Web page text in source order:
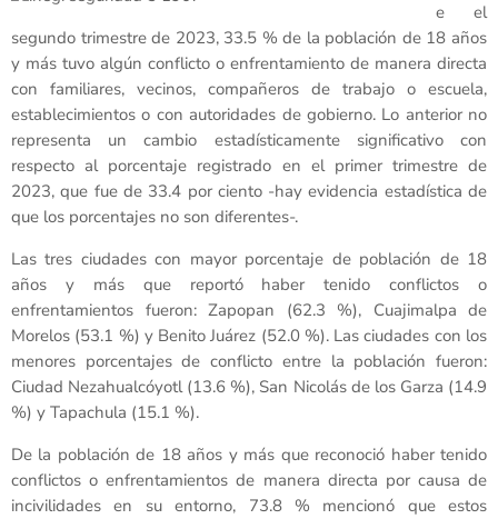
e el
segundo trimestre de 2023, 33.5 % de la población de 18 años
y más tuvo algún conflicto o enfrentamiento de manera directa
con familiares, vecinos, compañeros de trabajo o escuela,
establecimientos o con autoridades de gobierno. Lo anterior no
representa un cambio estadísticamente significativo con
respecto al porcentaje registrado en el primer trimestre de
2023, que fue de 33.4 por ciento -hay evidencia estadística de
que los porcentajes no son diferentes-.
Las tres ciudades con mayor porcentaje de población de 18
años y más que reportó haber tenido conflictos o
enfrentamientos fueron: Zapopan (62.3 %), Cuajimalpa de
Morelos (53.1 %) y Benito Juárez (52.0 %). Las ciudades con los
menores porcentajes de conflicto entre la población fueron:
Ciudad Nezahualcóyotl (13.6 %), San Nicolás de los Garza (14.9
%) y Tapachula (15.1 %).
De la población de 18 años y más que reconoció haber tenido
conflictos o enfrentamientos de manera directa por causa de
incivilidades en su entorno, 73.8 % mencionó que estos